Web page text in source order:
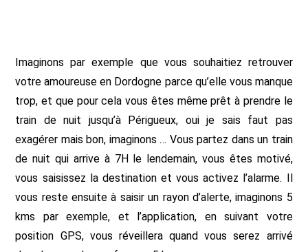
Imaginons par exemple que vous souhaitiez retrouver
votre amoureuse en Dordogne parce qu’elle vous manque
trop, et que pour cela vous êtes même prêt à prendre le
train de nuit jusqu’à Périgueux, oui je sais faut pas
exagérer mais bon, imaginons … Vous partez dans un train
de nuit qui arrive à 7H le lendemain, vous êtes motivé,
vous saisissez la destination et vous activez l’alarme. Il
vous reste ensuite à saisir un rayon d’alerte, imaginons 5
kms par exemple, et l’application, en suivant votre
position GPS, vous réveillera quand vous serez arrivé